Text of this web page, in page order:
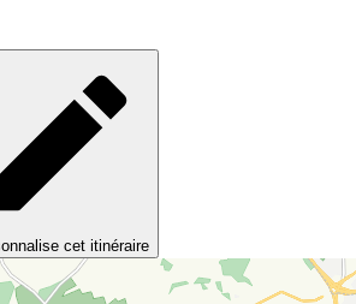
cet itinéraire